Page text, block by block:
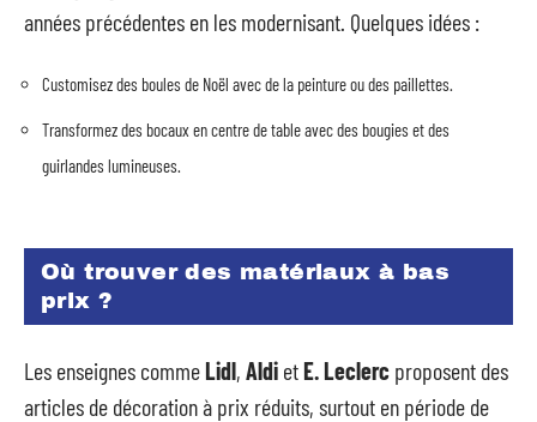
années précédentes en les modernisant. Quelques idées :
Customisez des boules de Noël avec de la peinture ou des paillettes.
Transformez des bocaux en centre de table avec des bougies et des
guirlandes lumineuses.
Où trouver des matériaux à bas
prix ?
Les enseignes commeLidl, Aldi etE. Leclerc proposent des
articles de décoration à prix réduits, surtout en période de